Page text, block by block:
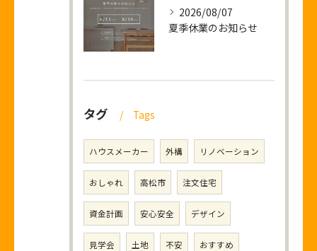
2026/08/07
夏季休業のお知らせ
タグ Tags
ハウスメーカー 外構 リノベーション
おしゃれ 高松市 注文住宅
資金計画 安心安全 デザイン
見学会 土地 不安 おすすめ